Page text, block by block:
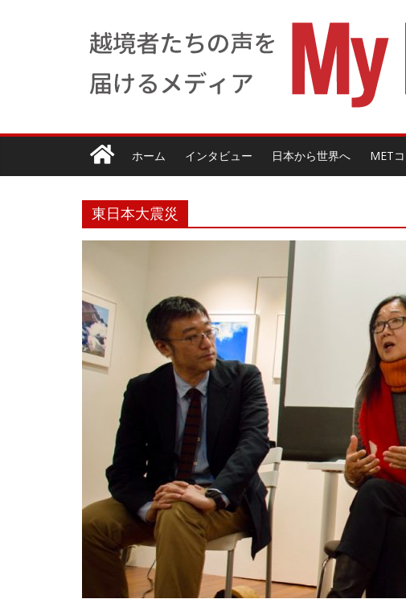
ホーム インタビュー 日本から世界へ MET
東日本大震災